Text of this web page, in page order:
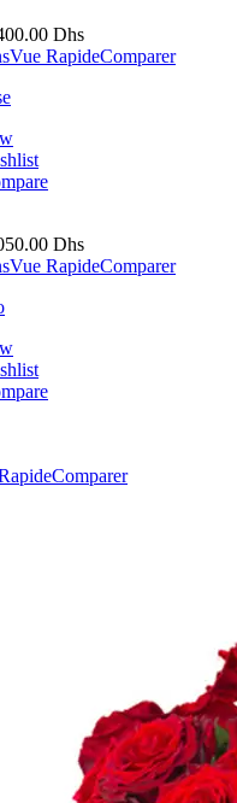
Dhs
Vue RapideComparer
Dhs
Vue RapideComparer
Comparer